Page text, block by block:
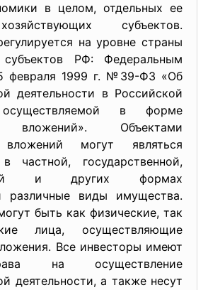
в целом, отдельных ее
субъектов.
на уровне страны
РФ: Федеральным
февраля 1999 г. №39-ФЗ «Об
деятельности в Российской
в форме
вложений». Объектами
вложений могут являться
частной, государственной,
и других формах
различные виды имущества.
быть как физические, так
лица, осуществляющие
Все инвесторы имеют
на осуществление
деятельности, а также несут